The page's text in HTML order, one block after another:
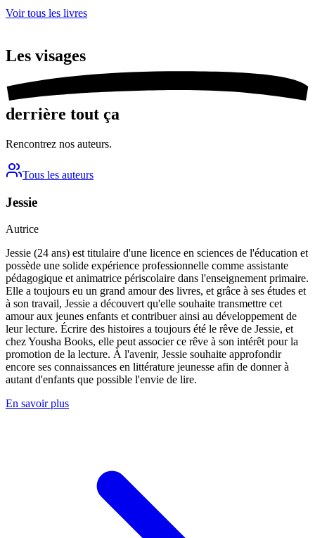
Voir tous les livres
Les visages
derrière tout ça
Rencontrez nos auteurs.
Tous les auteurs
Jessie
Autrice
Jessie (24 ans) est titulaire d'une licence en sciences de l'éducation et
possède une solide expérience professionnelle comme assistante
pédagogique et animatrice périscolaire dans l'enseignement primaire.
Elle a toujours eu un grand amour des livres, et grâce à ses études et
à son travail, Jessie a découvert qu'elle souhaite transmettre cet
amour aux jeunes enfants et contribuer ainsi au développement de
leur lecture. Écrire des histoires a toujours été le rêve de Jessie, et
chez Yousha Books, elle peut associer ce rêve à son intérêt pour la
promotion de la lecture. À l'avenir, Jessie souhaite approfondir
encore ses connaissances en littérature jeunesse afin de donner à
autant d'enfants que possible l'envie de lire.
En savoir plus